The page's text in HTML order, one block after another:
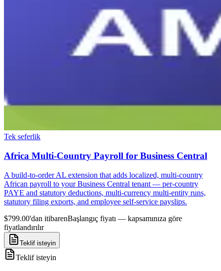
Tek seferlik
Africa Multi-Country Payroll for Business Central
A build-to-order AL extension that adds localized, multi-country
African payroll to your Business Central tenant — per-country
PAYE and statutory deductions, multi-currency multi-entity runs,
statutory filing exports, and employee self-service payslips.
$799.00'dan itibarenBaşlangıç fiyatı — kapsamınıza göre
fiyatlandırılır
Teklif isteyin
Teklif isteyin